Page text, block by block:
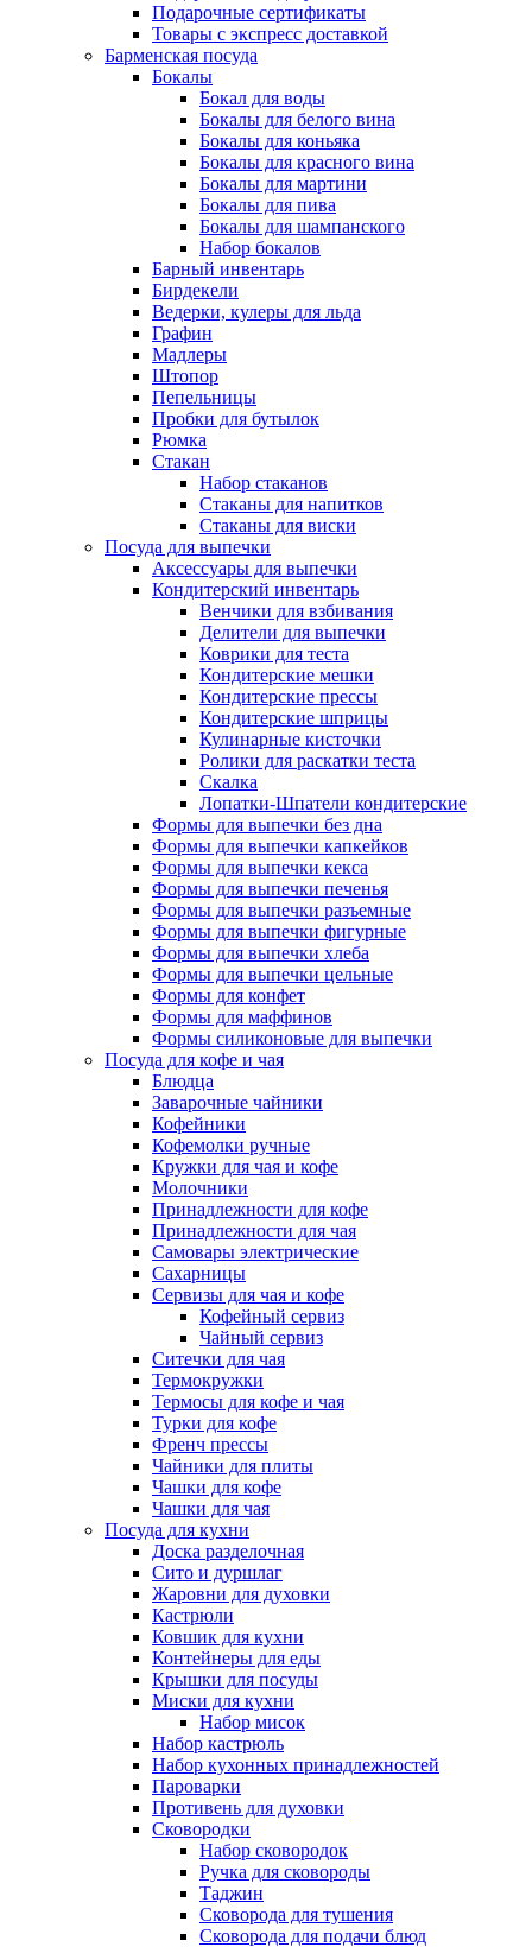
Подарочные сертификаты
Товары с экспресс доставкой
Барменская посуда
Бокалы
Бокал для воды
Бокалы для белого вина
Бокалы для коньяка
Бокалы для красного вина
Бокалы для мартини
Бокалы для пива
Бокалы для шампанского
Набор бокалов
Барный инвентарь
Бирдекели
Ведерки, кулеры для льда
Графин
Мадлеры
Штопор
Пепельницы
Пробки для бутылок
Рюмка
Стакан
Набор стаканов
Стаканы для напитков
Стаканы для виски
Посуда для выпечки
Аксессуары для выпечки
Кондитерский инвентарь
Венчики для взбивания
Делители для выпечки
Коврики для теста
Кондитерские мешки
Кондитерские прессы
Кондитерские шприцы
Кулинарные кисточки
Ролики для раскатки теста
Скалка
Лопатки-Шпатели кондитерские
Формы для выпечки без дна
Формы для выпечки капкейков
Формы для выпечки кекса
Формы для выпечки печенья
Формы для выпечки разъемные
Формы для выпечки фигурные
Формы для выпечки хлеба
Формы для выпечки цельные
Формы для конфет
Формы для маффинов
Формы силиконовые для выпечки
Посуда для кофе и чая
Блюдца
Заварочные чайники
Кофейники
Кофемолки ручные
Кружки для чая и кофе
Молочники
Принадлежности для кофе
Принадлежности для чая
Самовары электрические
Сахарницы
Сервизы для чая и кофе
Кофейный сервиз
Чайный сервиз
Ситечки для чая
Термокружки
Термосы для кофе и чая
Турки для кофе
Френч прессы
Чайники для плиты
Чашки для кофе
Чашки для чая
Посуда для кухни
Доска разделочная
Сито и дуршлаг
Жаровни для духовки
Кастрюли
Ковшик для кухни
Контейнеры для еды
Крышки для посуды
Миски для кухни
Набор мисок
Набор кастрюль
Набор кухонных принадлежностей
Пароварки
Противень для духовки
Сковородки
Набор сковородок
Ручка для сковороды
Таджин
Сковорода для тушения
Сковорода для подачи блюд